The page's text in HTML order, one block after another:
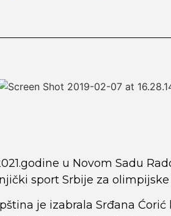
u Novom Sadu
sport Srbije za olimpijske
je izabrala Srđana